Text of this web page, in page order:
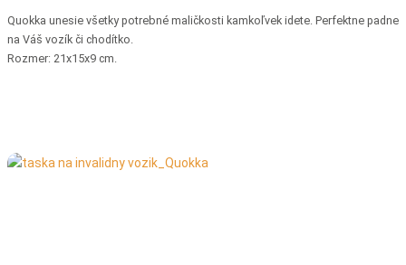
Quokka unesie všetky potrebné maličkosti kamkoľvek idete. Perfektne padne
na Váš vozík či chodítko.
Rozmer: 21x15x9 cm.